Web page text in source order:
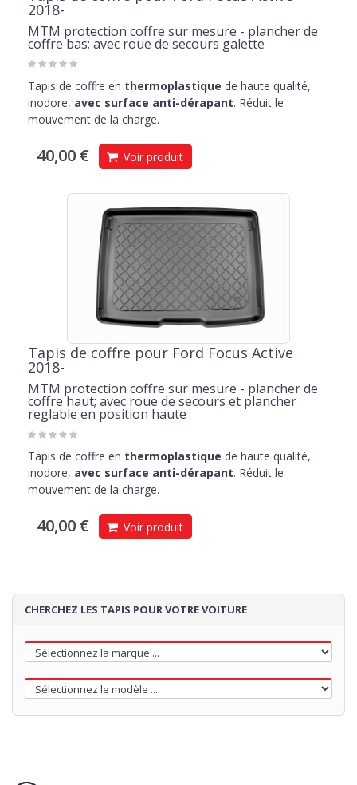
2018-
MTM protection coffre sur mesure - plancher de
coffre bas; avec roue de secours galette
Tapis de coffre en thermoplastique de haute qualité,
inodore, avec surface anti-dérapant. Réduit le
mouvement de la charge.
40,00 € Voir produit
Tapis de coffre pour Ford Focus Active
2018-
MTM protection coffre sur mesure - plancher de
coffre haut; avec roue de secours et plancher
reglable en position haute
Tapis de coffre en thermoplastique de haute qualité,
inodore, avec surface anti-dérapant. Réduit le
mouvement de la charge.
40,00 € Voir produit
CHERCHEZ LES TAPIS POUR VOTRE VOITURE